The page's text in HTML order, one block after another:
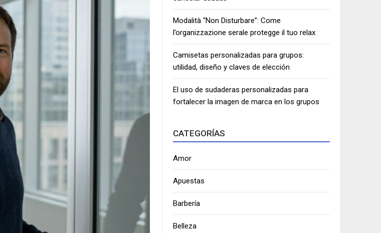
Modalità “Non Disturbare”: Come
l’organizzazione serale protegge il tuo relax
Camisetas personalizadas para grupos:
utilidad, diseño y claves de elección
El uso de sudaderas personalizadas para
fortalecer la imagen de marca en los grupos
CATEGORÍAS
Amor
Apuestas
Barbería
Belleza